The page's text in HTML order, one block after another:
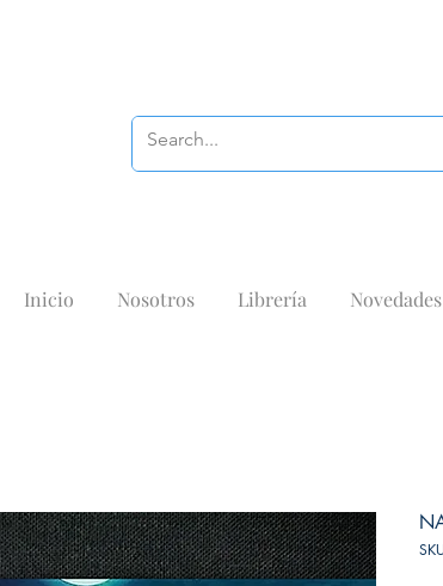
Inicio Nosotros Librería Novedades